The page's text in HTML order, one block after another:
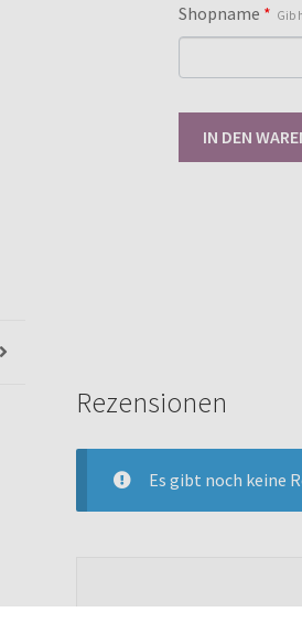
Shopname * Gib
IN DEN
Rezensionen
Es gibt noch keine